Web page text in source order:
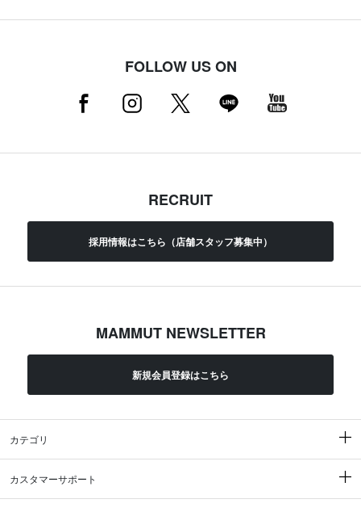
FOLLOW US ON
RECRUIT
採用情報はこちら（店舗スタッフ募集中）
MAMMUT NEWSLETTER
新規会員登録はこちら
カテゴリ
カスタマーサポート